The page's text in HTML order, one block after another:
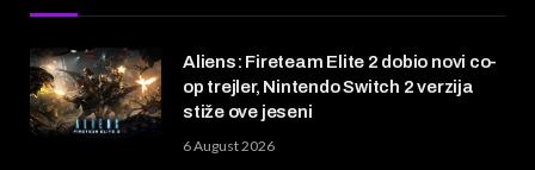
Aliens: Fireteam Elite 2 dobio novi co-
op trejler, Nintendo Switch 2 verzija
stiže ove jeseni
6 August 2026